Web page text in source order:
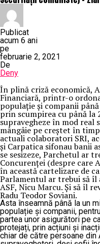
Publicat
acum 6 ani
pe
februarie 2, 2021
De
Deny
În plină criză economică,
Financiară, printr-o
populație și companii
prin scumpirea cu până la
supravegheze în mod real
mângâie pe creștet în
actuali colaboratori SRI,
și Carpatica sifonau banii
se sesizeze, Parchetul ar
Concurenței (despre care
în această cartelizare de
Parlamentul ar trebui să îl
ASF, Nicu Marcu. Și să îl
Radu Teodor Soviani.
Asta înseamnă până la un
populație și companii,
partea unor asigurători pe
protejați, prin acțiuni și
chiar de către persoane